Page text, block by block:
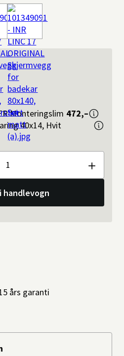
Monteringslim 472,–
40x14, Hvit
handlevogn
års garanti